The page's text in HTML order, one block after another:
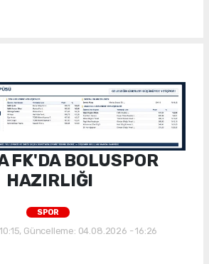
FK'DA BOLUSPOR
HAZIRLIĞI
SPOR
Güncelleme: 04.08.2026 - 16:26